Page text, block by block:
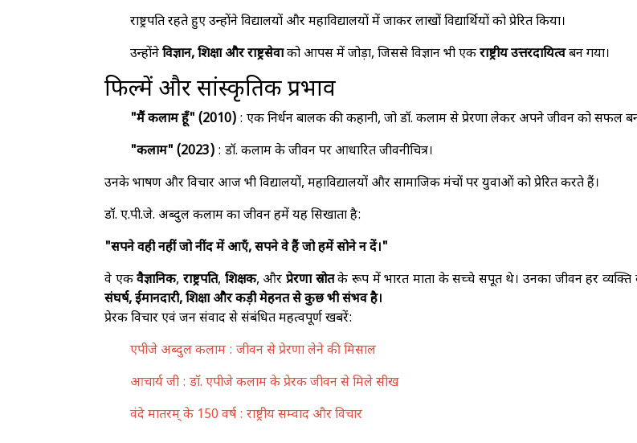
राष्ट्रपति रहते हुए उन्होंने विद्यालयों और महाविद्यालयों में जाकर लाखों विद्यार्थियों को प्रेरित किया।
उन्होंनेविज्ञान, शिक्षा और राष्ट्रसेवाको आपस में जोड़ा, जिससे विज्ञान भी एकराष्ट्रीय उत्तरदायित्वबन गया।
फिल्में और सांस्कृतिक प्रभाव
"मैं कलाम हूँ" (2010) : एक निर्धन बालक की कहानी, जो डॉ. कलाम से प्रेरणा लेकर अपने जीवन को सफल
"कलाम" (2023) : डॉ. कलाम के जीवन पर आधारित जीवनीचित्र।
उनके भाषण और विचार आज भी विद्यालयों, महाविद्यालयों और सामाजिक मंचों पर युवाओं को प्रेरित करते हैं।
डॉ. ए.पी.जे. अब्दुल कलाम का जीवन हमें यह सिखाता है:
"सपने वही नहीं जो नींद में आएँ, सपने वे हैं जो हमें सोने न दें।"
वे एकवैज्ञानिक, राष्ट्रपति, शिक्षक, और प्रेरणा स्रोतके रूप में भारत माता के सच्चे सपूत थे। उनका जीवन हर
संघर्ष, ईमानदारी, शिक्षा और कड़ी मेहनत से कुछ भी संभव है।
प्रेरक विचार एवं जन संवाद से संबंधित महत्वपूर्ण खबरें:
एपीजे अब्दुल कलाम : जीवन से प्रेरणा लेने की मिसाल
आचार्य जी : डॉ. एपीजे कलाम के प्रेरक जीवन से मिले सीख
वंदे मातरम् के 150 वर्ष : राष्ट्रीय सम्वाद और विचार